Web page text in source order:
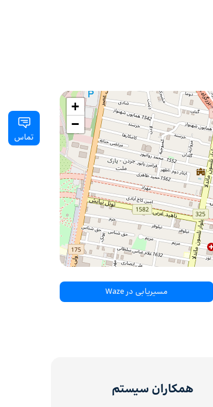
+
−
مسیریابی در Waze
همکاران سیستم
تماس